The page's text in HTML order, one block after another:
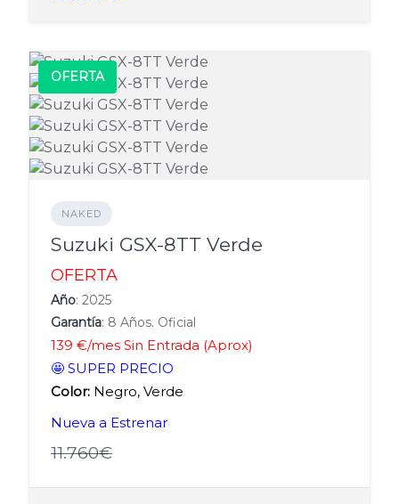
OFERTA
NAKED
Suzuki GSX-8TT Verde
OFERTA
Año: 2025
Garantía: 8 Años. Oficial
139 €/mes Sin Entrada (Aprox)
🤩 SUPER PRECIO
Color: Negro, Verde
Nueva a Estrenar
11.760€